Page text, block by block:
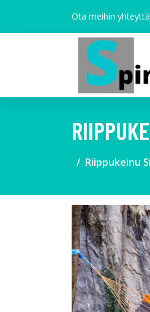
Ota meihin
Riippukeinu